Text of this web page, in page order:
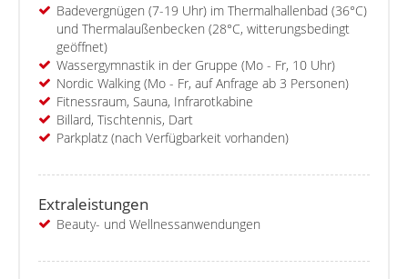
Badevergnügen (7-19 Uhr) im Thermalhallenbad (36°C)
und Thermalaußenbecken (28°C, witterungsbedingt
geöffnet)
Wassergymnastik in der Gruppe (Mo - Fr, 10 Uhr)
Nordic Walking (Mo - Fr, auf Anfrage ab 3 Personen)
Fitnessraum, Sauna, Infrarotkabine
Billard, Tischtennis, Dart
Parkplatz (nach Verfügbarkeit vorhanden)
Extraleistungen
Beauty- und Wellnessanwendungen